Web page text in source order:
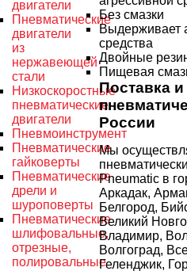
двигатели
Пневматические
двигатели
из
нержавеющей
стали
Низкоскоростные
пневматические
двигатели
Пневмоинструмент
Пневматические
гайковерты
Пневматические
дрели и
шуроповерты
Пневматические
шлифовальные,
отрезные,
полировальные
Без смазки
Выдерживает
средства
Двойные
Пищевая
Поставка
России
Мы
Pneumatic в
Аркадак,
Белгород,
Великий
Владимир,
Волгоград,
Геленджик,